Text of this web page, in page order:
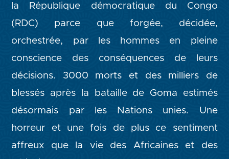
la République démocratique du Congo
(RDC) parce que forgée, décidée,
orchestrée, par les hommes en pleine
conscience des conséquences de leurs
décisions. 3000 morts et des milliers de
blessés après la bataille de Goma estimés
désormais par les Nations unies. Une
horreur et une fois de plus ce sentiment
affreux que la vie des Africaines et des